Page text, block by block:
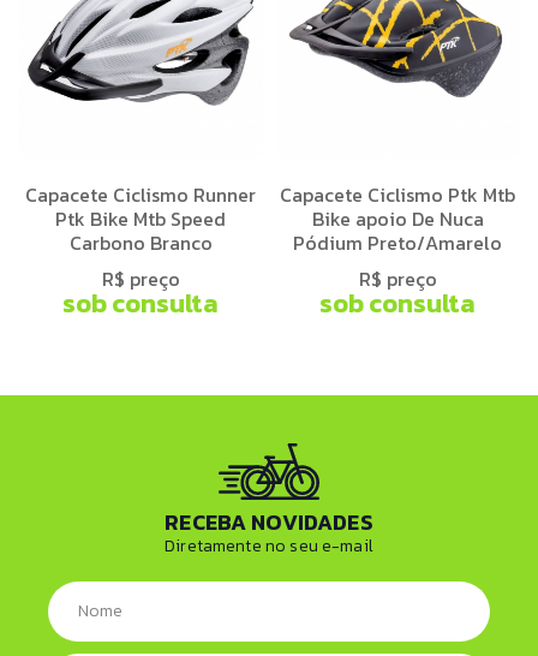
Capacete Ciclismo Runner
Ptk Bike Mtb Speed
Carbono Branco
R$ preço
sob consulta
Capacete Ciclismo Ptk Mtb
Bike apoio De Nuca
Pódium Preto/Amarelo
R$ preço
sob consulta
RECEBA NOVIDADES
Diretamente no seu e-mail